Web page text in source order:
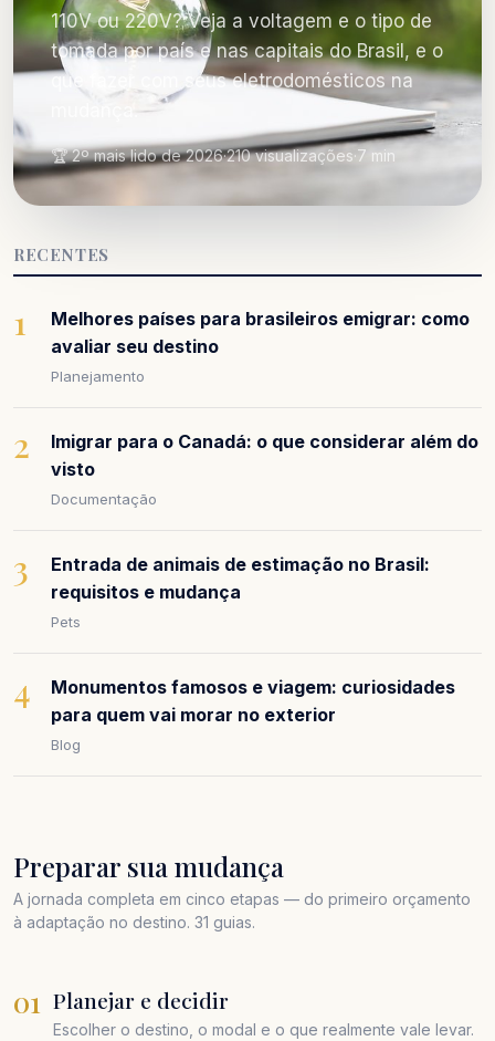
110V ou 220V? Veja a voltagem e o tipo de
tomada por país e nas capitais do Brasil, e o
que fazer com seus eletrodomésticos na
🏆 2º mais lido de 2026·210 visualizações·7 min
RECENTES
1
Melhores países para brasileiros emigrar: como
avaliar seu destino
Planejamento
2
Imigrar para o Canadá: o que considerar além do
visto
Documentação
3
Entrada de animais de estimação no Brasil:
requisitos e mudança
Pets
4
Monumentos famosos e viagem: curiosidades
para quem vai morar no exterior
Blog
Preparar sua mudança
A jornada completa em cinco etapas — do primeiro orçamento
à adaptação no destino. 31 guias.
01 Planejar e decidir
Escolher o destino, o modal e o que realmente vale levar.